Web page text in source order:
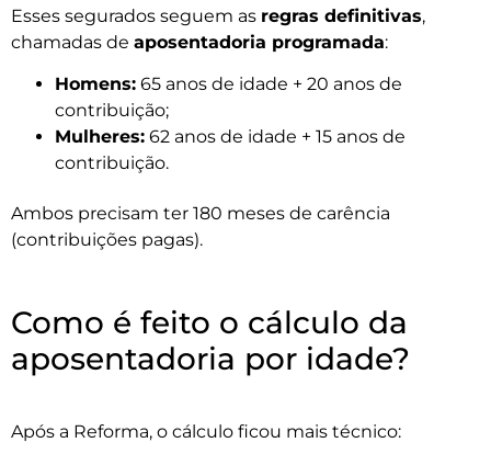
Esses segurados seguem as regras definitivas,
chamadas de aposentadoria programada:
Homens: 65 anos de idade + 20 anos de
contribuição;
Mulheres: 62 anos de idade + 15 anos de
contribuição.
Ambos precisam ter 180 meses de carência
(contribuições pagas).
Como é feito o cálculo da
aposentadoria por idade?
Após a Reforma, o cálculo ficou mais técnico: